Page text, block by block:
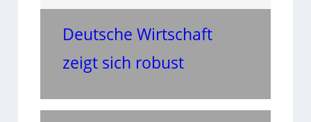
Deutsche Wirtschaft
zeigt sich robust